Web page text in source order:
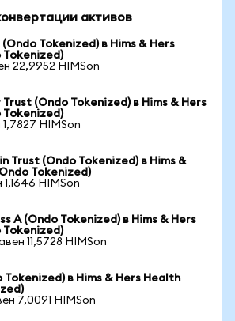
активов
(Ondo Tokenized) в Hims & Hers
Tokenized)
22,9952 HIMSon
Trust (Ondo Tokenized) в Hims & Hers
Tokenized)
1,7827 HIMSon
Trust (Ondo Tokenized) в Hims &
Tokenized)
1,1646 HIMSon
A (Ondo Tokenized) в Hims & Hers
Tokenized)
11,5728 HIMSon
Tokenized) в Hims & Hers Health
7,0091 HIMSon